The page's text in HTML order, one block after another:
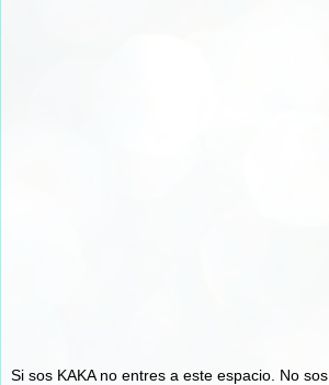
Si sos KAKA no entres a este espacio. No sos